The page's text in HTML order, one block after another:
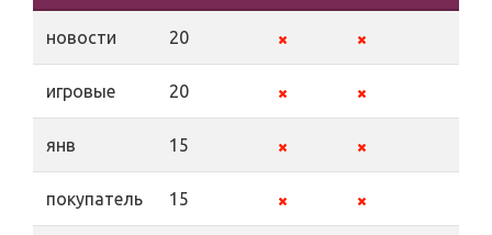
новости 20
игровые 20
янв 15
покупатель 15